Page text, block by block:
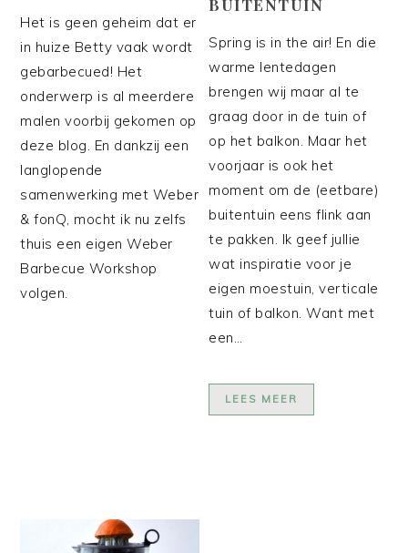
Het is geen geheim dat er
in huize Betty vaak wordt
gebarbecued! Het
onderwerp is al meerdere
malen voorbij gekomen op
deze blog. En dankzij een
langlopende
samenwerking met Weber
& fonQ, mocht ik nu zelfs
thuis een eigen Weber
Barbecue Workshop
volgen.
BUITENTUIN
Spring is in the air! En die
warme lentedagen
brengen wij maar al te
graag door in de tuin of
op het balkon. Maar het
voorjaar is ook het
moment om de (eetbare)
buitentuin eens flink aan
te pakken. Ik geef jullie
wat inspiratie voor je
eigen moestuin, verticale
tuin of balkon. Want met
een…
LEES MEER